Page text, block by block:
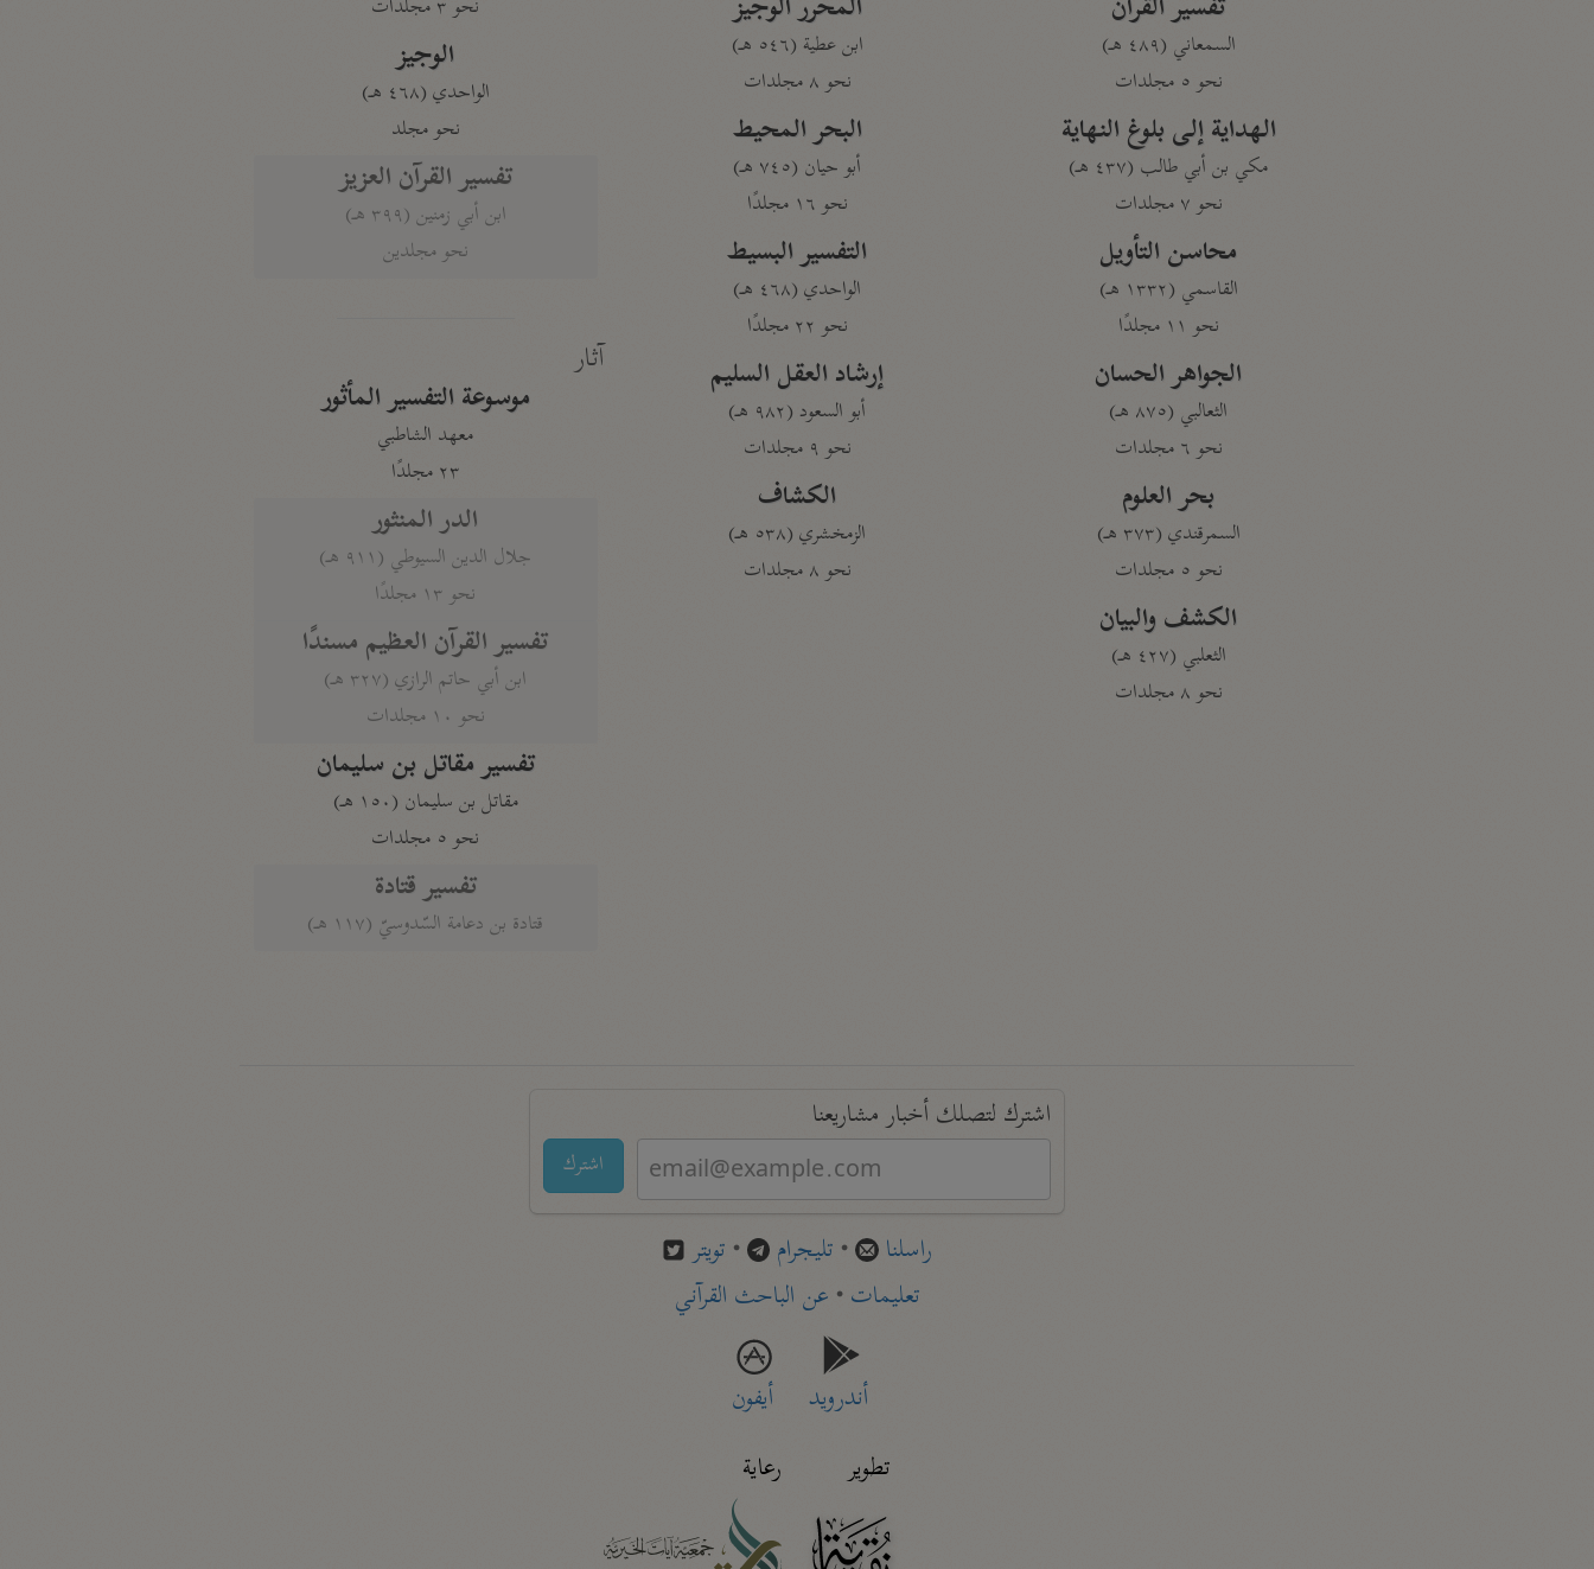
تفسير القرآن
السمعاني (٤٨٩ هـ)
نحو ٥ مجلدات
الهداية إلى بلوغ النهاية
مكي بن أبي طالب (٤٣٧ هـ)
نحو ٧ مجلدات
محاسن التأويل
القاسمي (١٣٣٢ هـ)
نحو ١١ مجلدًا
الجواهر الحسان
الثعالبي (٨٧٥ هـ)
نحو ٦ مجلدات
بحر العلوم
السمرقندي (٣٧٣ هـ)
نحو ٥ مجلدات
الكشف والبيان
الثعلبي (٤٢٧ هـ)
نحو ٨ مجلدات
المحرر الوجيز
ابن عطية (٥٤٦ هـ)
نحو ٨ مجلدات
البحر المحيط
أبو حيان (٧٤٥ هـ)
نحو ١٦ مجلدًا
التفسير البسيط
الواحدي (٤٦٨ هـ)
نحو ٢٢ مجلدًا
إرشاد العقل السليم
أبو السعود (٩٨٢ هـ)
نحو ٩ مجلدات
الكشاف
الزمخشري (٥٣٨ هـ)
نحو ٨ مجلدات
نحو ٣ مجلدات
الوجيز
الواحدي (٤٦٨ هـ)
نحو مجلد
تفسير القرآن العزيز
ابن أبي زمنين (٣٩٩ هـ)
نحو مجلدين
آثار
موسوعة التفسير المأثور
معهد الشاطبي
٢٣ مجلدًا
الدر المنثور
جلال الدين السيوطي (٩١١ هـ)
نحو ١٣ مجلدًا
تفسير القرآن العظيم مسندًا
ابن أبي حاتم الرازي (٣٢٧ هـ)
نحو ١٠ مجلدات
تفسير مقاتل بن سليمان
مقاتل بن سليمان (١٥٠ هـ)
نحو ٥ مجلدات
تفسير قتادة
قتادة بن دعامة السّدوسيّ (١١٧ هـ)
اشترك لتصلك أخبار مشاريعنا
اشترك
راسلنا • تليجرام • تويتر
تعليمات• عن الباحث القرآني
أندرويد
أيفون
تطوير
رعاية